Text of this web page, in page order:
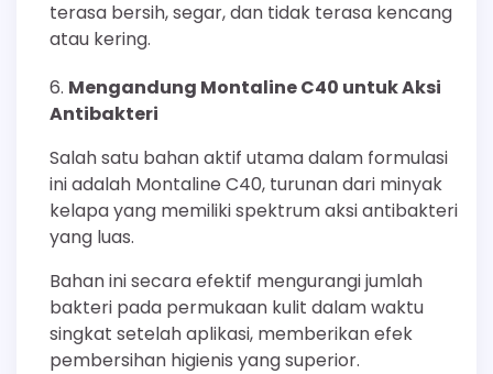
terasa bersih, segar, dan tidak terasa kencang
atau kering.
Mengandung Montaline C40 untuk Aksi
Antibakteri
Salah satu bahan aktif utama dalam formulasi
ini adalah Montaline C40, turunan dari minyak
kelapa yang memiliki spektrum aksi antibakteri
yang luas.
Bahan ini secara efektif mengurangi jumlah
bakteri pada permukaan kulit dalam waktu
singkat setelah aplikasi, memberikan efek
pembersihan higienis yang superior.